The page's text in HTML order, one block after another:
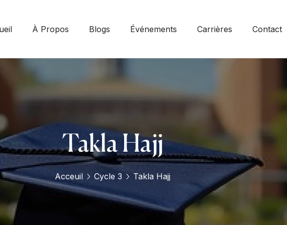
À Propos Blogs Événements Carrières Contact
Takla Hajj
Acceuil Cycle 3 Takla Hajj